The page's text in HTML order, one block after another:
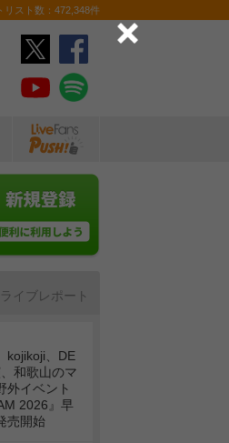
スト数：472,348件
イブレポート
kojikoji、DE
和歌山のマ
外イベント
2026』早
売開始